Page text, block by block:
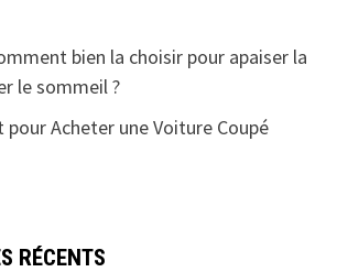
bien la choisir pour apaiser la
le sommeil ?
pour Acheter une Voiture Coupé
RÉCENTS